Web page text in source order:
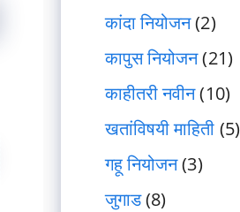
कांदा नियोजन(2)
कापुस नियोजन(21)
काहीतरी नवीन(10)
खतांविषयी माहिती (5)
गहू नियोजन(3)
जुगाड(8)